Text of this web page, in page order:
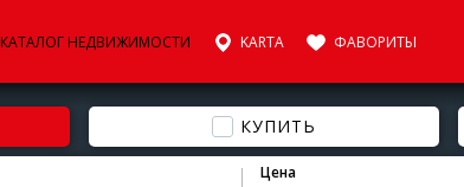
КАТАЛОГ НЕДВИЖИМОСТИ KARTA ФАВОРИТЫ
КУПИТЬ
Цена